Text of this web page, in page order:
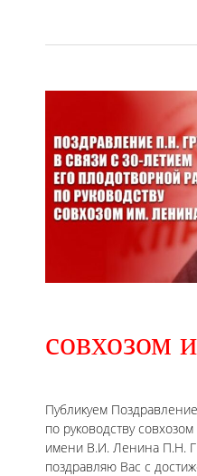
совхозом
Публикуем
по руководству
имени В.И. Ленина П.Н.
поздравляю Вас с